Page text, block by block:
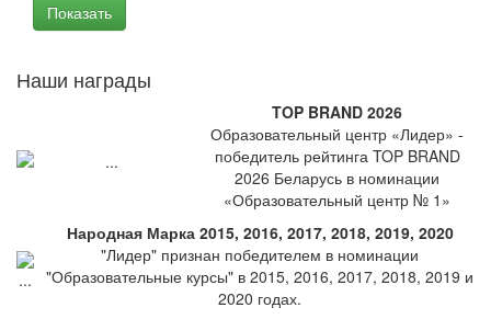
Наши награды
TOP BRAND 2026
Образовательный центр «Лидер» -
победитель рейтинга TOP BRAND
2026 Беларусь в номинации
«Образовательный центр № 1»
Народная Марка 2015, 2016, 2017, 2018, 2019, 2020
"Лидер" признан победителем в номинации
"Образовательные курсы" в 2015, 2016, 2017, 2018, 2019 и
2020 годах.